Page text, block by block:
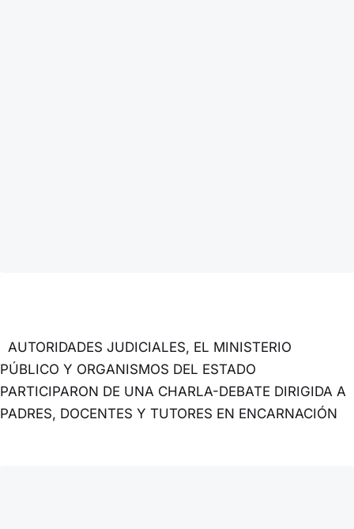
AUTORIDADES JUDICIALES, EL MINISTERIO
PÚBLICO Y ORGANISMOS DEL ESTADO
PARTICIPARON DE UNA CHARLA-DEBATE DIRIGIDA A
PADRES, DOCENTES Y TUTORES EN ENCARNACIÓN